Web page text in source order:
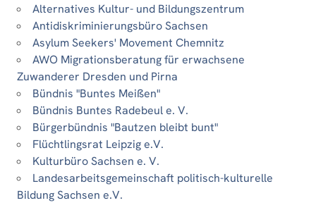
Alternatives Kultur- und Bildungszentrum
Antidiskriminierungsbüro Sachsen
Asylum Seekers' Movement Chemnitz
AWO Migrationsberatung für erwachsene
Zuwanderer Dresden und Pirna
Bündnis "Buntes Meißen"
Bündnis Buntes Radebeul e. V.
Bürgerbündnis "Bautzen bleibt bunt"
Flüchtlingsrat Leipzig e.V.
Kulturbüro Sachsen e. V.
Landesarbeitsgemeinschaft politisch-kulturelle
Bildung Sachsen e.V.